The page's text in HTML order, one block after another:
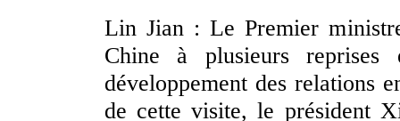
Lin Jian : Le Premier
Chine à plusieurs reprises
développement des relations
de cette visite, le président